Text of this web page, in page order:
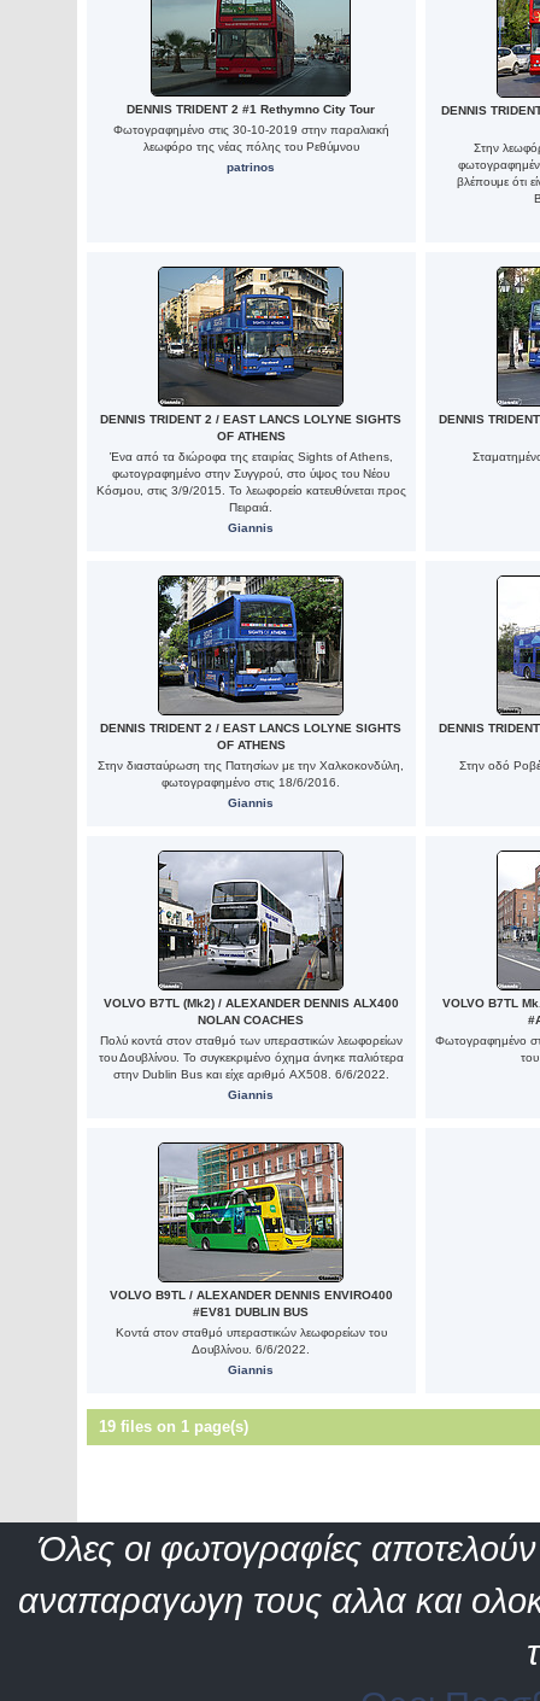
DENNIS TRIDENT 2 #1 Rethymno City Tour
Φωτογραφημένο στις 30-10-2019 στην παραλιακή
λεωφόρο της νέας πόλης του Ρεθύμνου
patrinos
DENNIS
Στην
βλέπουμε ότι
DENNIS TRIDENT 2 / EAST LANCS LOLYNE SIGHTS
OF ATHENS
Ένα από τα διώροφα της εταιρίας Sights of Athens,
φωτογραφημένο στην Συγγρού, στο ύψος του Νέου
Κόσμου, στις 3/9/2015. Το λεωφορείο κατευθύνεται προς
Πειραιά.
Giannis
DENNIS
DENNIS TRIDENT 2 / EAST LANCS LOLYNE SIGHTS
OF ATHENS
Στην διασταύρωση της Πατησίων με την Χαλκοκονδύλη,
φωτογραφημένο στις 18/6/2016.
Giannis
DENNIS
Στην οδό
VOLVO B7TL (Mk2) / ALEXANDER DENNIS ALX400
NOLAN COACHES
Πολύ κοντά στον σταθμό των υπεραστικών λεωφορείων
του Δουβλίνου. Το συγκεκριμένο όχημα άνηκε παλιότερα
στην Dublin Bus και είχε αριθμό AX508. 6/6/2022.
Giannis
VOLVO B7TL
Φωτογραφημένο
VOLVO B9TL / ALEXANDER DENNIS ENVIRO400
#EV81 DUBLIN BUS
Κοντά στον σταθμό υπεραστικών λεωφορείων του
Δουβλίνου. 6/6/2022.
Giannis
19 files on 1 page(s)
Όλες οι φωτογραφίες αποτελούν
αναπαραγωγη τους αλλα και